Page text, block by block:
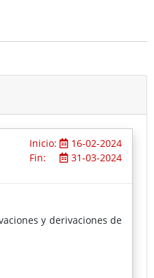
Inicio:
16-02-2024
Fin:
31-03-2024
y derivaciones de